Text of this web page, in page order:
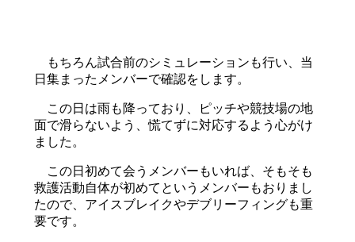
もちろん試合前のシミュレーションも行い、当
日集まったメンバーで確認をします。
この日は雨も降っており、ピッチや競技場の地
面で滑らないよう、慌てずに対応するよう心がけ
ました。
この日初めて会うメンバーもいれば、そもそも
救護活動自体が初めてというメンバーもおりまし
たので、アイスブレイクやデブリーフィングも重
要です。